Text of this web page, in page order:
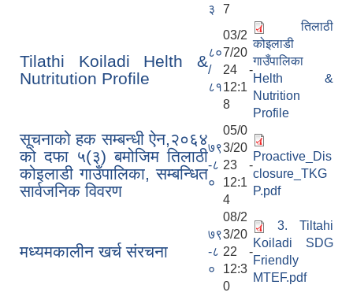
३
7
Tilathi Koiladi Helth &
Nutritution Profile
८०
/
८१
03/2
7/20
24 -
12:1
8
तिलाठी
कोइलाडी
गाउँपालिका
Helth &
Nutrition
Profile
सूचनाको हक सम्बन्धी ऐन,२०६४
को दफा ५(३) बमोजिम तिलाठी
कोइलाडी गाउँपालिका, सम्बन्धित
सार्वजनिक विवरण
७९
-८
०
05/0
3/20
23 -
12:1
4
Proactive_Dis
closure_TKG
P.pdf
मध्यमकालीन खर्च संरचना
७९
-८
०
08/2
3/20
22 -
12:3
0
3. Tiltahi
Koiladi SDG
Friendly
MTEF.pdf